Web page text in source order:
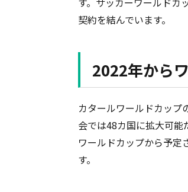
契約を結んでいます。
2022年から
カタールワールドカップ
会では48カ国に拡大可
ワールドカップから予定
す。